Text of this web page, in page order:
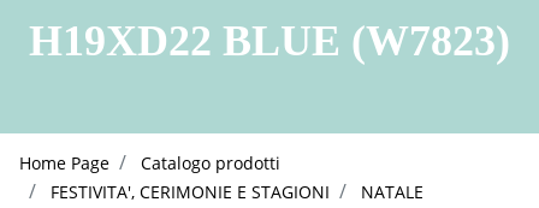
H19XD22 BLUE (W7823)
Home Page
Catalogo prodotti
FESTIVITA', CERIMONIE E STAGIONI
NATALE